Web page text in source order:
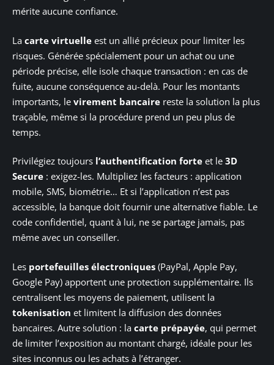
mérite aucune confiance.
La carte virtuelle est un allié précieux pour limiter les
risques. Générée spécialement pour un achat ou une
période précise, elle isole chaque transaction : en cas de
fuite, aucune conséquence au-delà. Pour les montants
importants, le virement bancaire reste la solution la plus
traçable, même si la procédure prend un peu plus de
temps.
Privilégiez toujours l’authentification forte et le 3D
Secure : exigez-les. Multipliez les facteurs : application
mobile, SMS, biométrie… Et si l’application n’est pas
accessible, la banque doit fournir une alternative fiable. Le
code confidentiel, quant à lui, ne se partage jamais, pas
même avec un conseiller.
Les portefeuilles électroniques (PayPal, Apple Pay,
Google Pay) apportent une protection supplémentaire. Ils
centralisent les moyens de paiement, utilisent la
tokenisation et limitent la diffusion des données
bancaires. Autre solution : la carte prépayée, qui permet
de limiter l’exposition au montant chargé, idéale pour les
sites inconnus ou les achats à l’étranger.